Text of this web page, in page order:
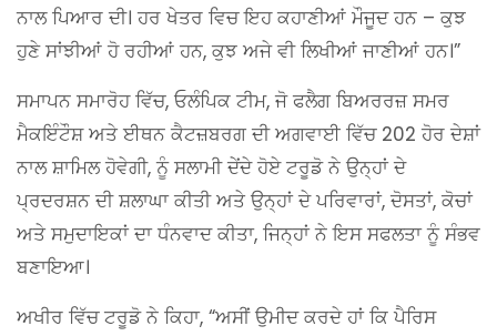
ਨਾਲ ਪਿਆਰ ਦੀ। ਹਰ ਖੇਤਰ ਵਿਚ ਇਹ ਕਹਾਣੀਆਂ ਮੌਜੂਦ ਹਨ – ਕੁਝ
ਹੁਣੇ ਸਾਂਝੀਆਂ ਹੋ ਰਹੀਆਂ ਹਨ, ਕੁਝ ਅਜੇ ਵੀ ਲਿਖੀਆਂ ਜਾਣੀਆਂ ਹਨ।”
ਸਮਾਪਨ ਸਮਾਰੋਹ ਵਿੱਚ, ਓਲੰਪਿਕ ਟੀਮ, ਜੋ ਫਲੈਗ ਬਿਅਰਰਜ਼ ਸਮਰ
ਮੈਕਇੰਟੌਸ਼ ਅਤੇ ਈਥਨ ਕੈਟਜ਼ਬਰਗ ਦੀ ਅਗਵਾਈ ਵਿੱਚ 202 ਹੋਰ ਦੇਸ਼ਾਂ
ਨਾਲ ਸ਼ਾਮਿਲ ਹੋਵੇਗੀ, ਨੂੰ ਸਲਾਮੀ ਦੇਂਦੇ ਹੋਏ ਟਰੂਡੋ ਨੇ ਉਨ੍ਹਾਂ ਦੇ
ਪ੍ਰਦਰਸ਼ਨ ਦੀ ਸ਼ਲਾਘਾ ਕੀਤੀ ਅਤੇ ਉਨ੍ਹਾਂ ਦੇ ਪਰਿਵਾਰਾਂ, ਦੋਸਤਾਂ, ਕੋਚਾਂ
ਅਤੇ ਸਮੁਦਾਇਕਾਂ ਦਾ ਧੰਨਵਾਦ ਕੀਤਾ, ਜਿਨ੍ਹਾਂ ਨੇ ਇਸ ਸਫਲਤਾ ਨੂੰ ਸੰਭਵ
ਬਣਾਇਆ।
ਅਖੀਰ ਵਿੱਚ ਟਰੂਡੋ ਨੇ ਕਿਹਾ, “ਅਸੀਂ ਉਮੀਦ ਕਰਦੇ ਹਾਂ ਕਿ ਪੈਰਿਸ